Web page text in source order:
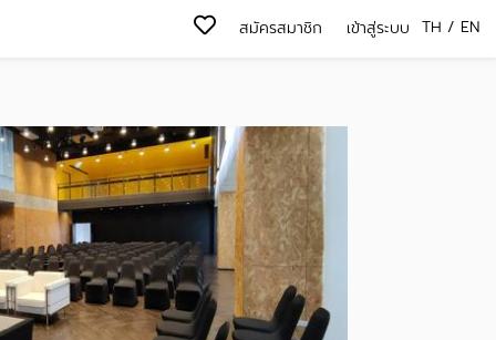
TH / EN
สมัครสมาชิก เข้าสู่ระบบ